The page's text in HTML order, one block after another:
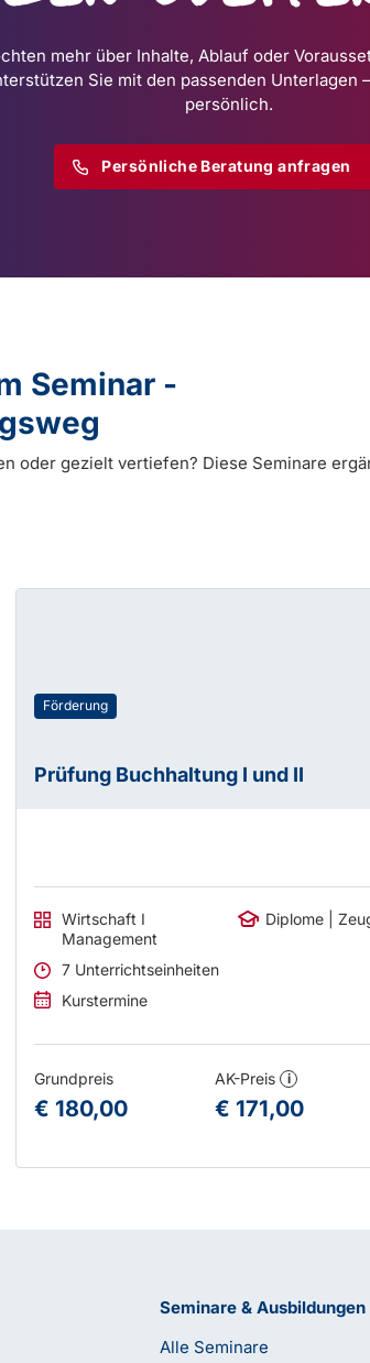
mehr über Inhalte, Ablauf oder
Sie mit den passenden Unterlagen
persönlich.
Persönliche Beratung anfragen
Seminar -
oder gezielt vertiefen? Diese Seminare
Förderung
Prüfung Buchhaltung I und II
Wirtschaft I
Management
7 Unterrichtseinheiten
Kurstermine
Diplome |
Grundpreis
€ 180,00
AK-Preis i
€ 171,00
Seminare & Ausbildungen
Alle Seminare